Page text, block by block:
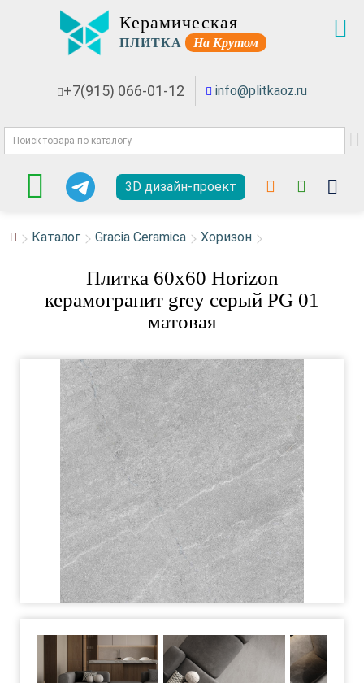
Керамическая
ПЛИТКА На Крутом
+7(915) 066-01-12 info@plitkaoz.ru
3D дизайн-проект
Каталог Gracia Ceramica Хоризон
Плитка 60x60 Horizon
керамогранит grey серый PG 01
матовая